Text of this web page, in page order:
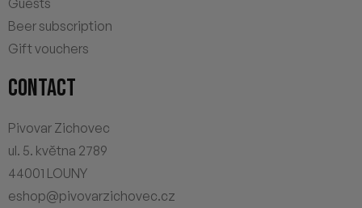
Beer subscription
Gift vouchers
CONTACT
Pivovar Zichovec
ul. 5. května 2789
44001 LOUNY
eshop@pivovarzichovec.cz